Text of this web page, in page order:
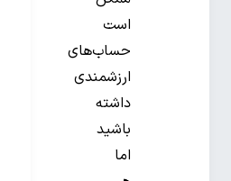
است
حساب‌های
ارزشمندی
داشته
باشید
اما